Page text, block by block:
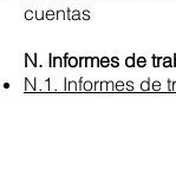
cuentas
N. Informes de
N.1. Informes de